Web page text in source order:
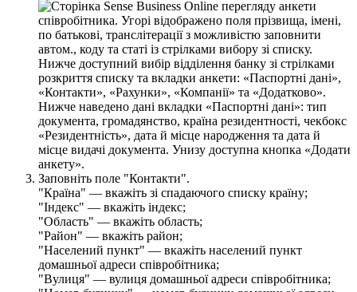
Заповніть поле "Контакти".
"Країна" — вкажіть зі спадаючого списку країну;
"Індекс" — вкажіть індекс;
"Область" — вкажіть область;
"Район" — вкажіть район;
"Населений пункт" — вкажіть населений пункт
домашньої адреси співробітника;
"Вулиця" — вулиця домашньої адреси співробітника;